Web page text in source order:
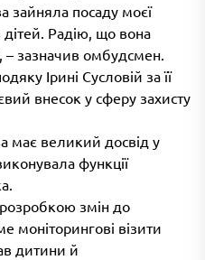
зайняла посаду моєї
дітей. Радію, що вона
зазначив омбудсмен.
Ірині Сусловій за її
внесок у сферу захисту
має великий досвід у
функції
змін до
моніторингові візити
дитини й